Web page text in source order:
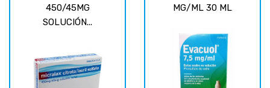
450/45MG
SOLUCIÓN...
MG/ML 30 ML